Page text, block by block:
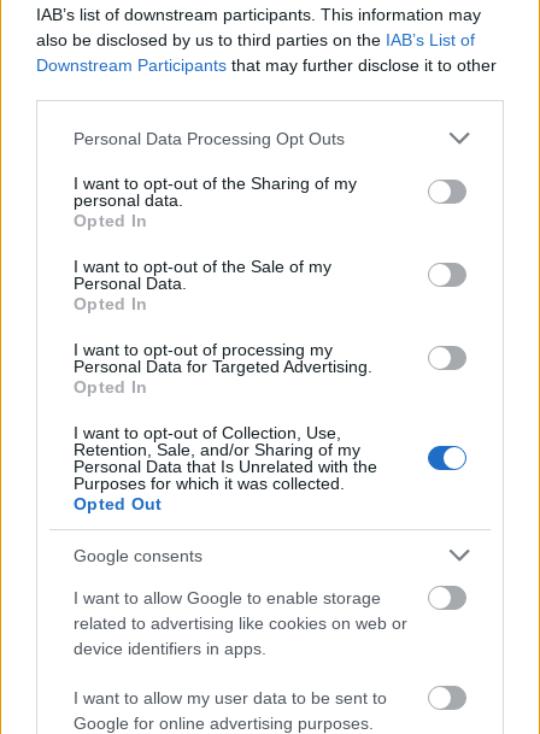
IAB’s list of downstream participants. This information may
also be disclosed by us to third parties on the IAB’s List of
Downstream Participants that may further disclose it to other
Please note that this website/app uses one or more Google
not limited to your visit or usage behaviour. You may click to
grant or deny consent to Google and its third-party tags to
use your data for below specified purposes in below Google
consent section.
Personal Data Processing Opt Outs
I want to opt-out of the Sharing of my
personal data.
Opted In
I want to opt-out of the Sale of my
Personal Data.
Opted In
I want to opt-out of processing my
Personal Data for Targeted Advertising.
Opted In
I want to opt-out of Collection, Use,
Retention, Sale, and/or Sharing of my
Personal Data that Is Unrelated with the
Purposes for which it was collected.
Opted Out
Google consents
I want to allow Google to enable storage
related to advertising like cookies on web or
device identifiers in apps.
I want to allow my user data to be sent to
Google for online advertising purposes.
Ακολουθήστε τοinsider.gr στο Google News
και μάθετε
πρώτοι όλες τις